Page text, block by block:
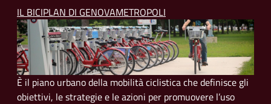
IL BICIPLAN DI GENOVAMETROPOLI
È il piano urbano della mobilità ciclistica che definisce gli
obiettivi, le strategie e le azioni per promuovere l’uso